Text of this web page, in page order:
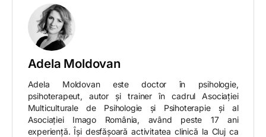
Adela Moldovan
Adela Moldovan este doctor în psihologie,
psihoterapeut, autor și trainer în cadrul Asociației
Multiculturale de Psihologie și Psihoterapie și al
Asociației Imago România, având peste 17 ani
experiență. Își desfășoară activitatea clinică la Cluj ca